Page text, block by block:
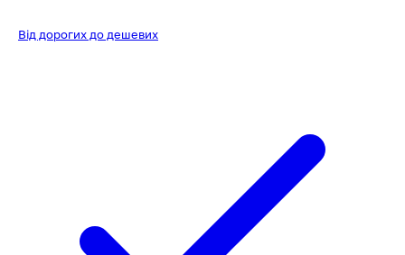
Від дорогих до дешевих